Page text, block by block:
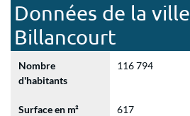
Données de la
Billancourt
Nombre
d'habitants
116 794
Surface en m² 617